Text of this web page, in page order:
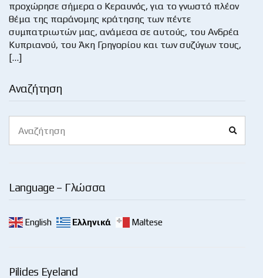
Αναζήτηση
for:
Language – Γλώσσα
English Ελληνικά Maltese
Pilides Eyeland
προχώρησε σήμερα ο Κεραυνός, για το γνωστό πλέον
θέμα της παράνομης κράτησης των πέντε
συμπατριωτών μας, ανάμεσα σε αυτούς, του Ανδρέα
Κυπριανού, του Άκη Γρηγορίου και των συζύγων τους,
[…]